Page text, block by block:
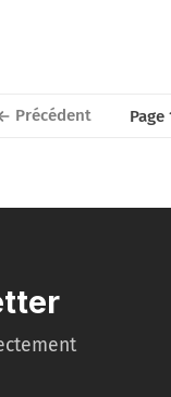
Précédent Page